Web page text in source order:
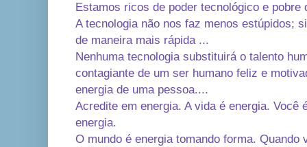
Estamos ricos de poder tecnológico e pobre
A tecnologia não nos faz menos estúpidos;
de maneira mais rápida ...
Nenhuma tecnologia substituirá o talento
contagiante de um ser humano feliz e
energia de uma pessoa....
Acredite em energia. A vida é energia. Você
energia.
O mundo é energia tomando forma. Quando